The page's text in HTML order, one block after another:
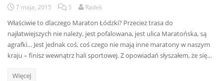
7 maja, 2015 5 Radek
Właściwie to dlaczego Maraton Łódzki? Przecież trasa do
najłatwiejszych nie należy, jest pofalowana, jest ulica Maratońska, są
agrafki… Jest jednak coś, coś czego nie mają inne maratony w naszym
kraju – finisz wewnątrz hali sportowej. Z opowiadań słyszałem, że się…
Więcej